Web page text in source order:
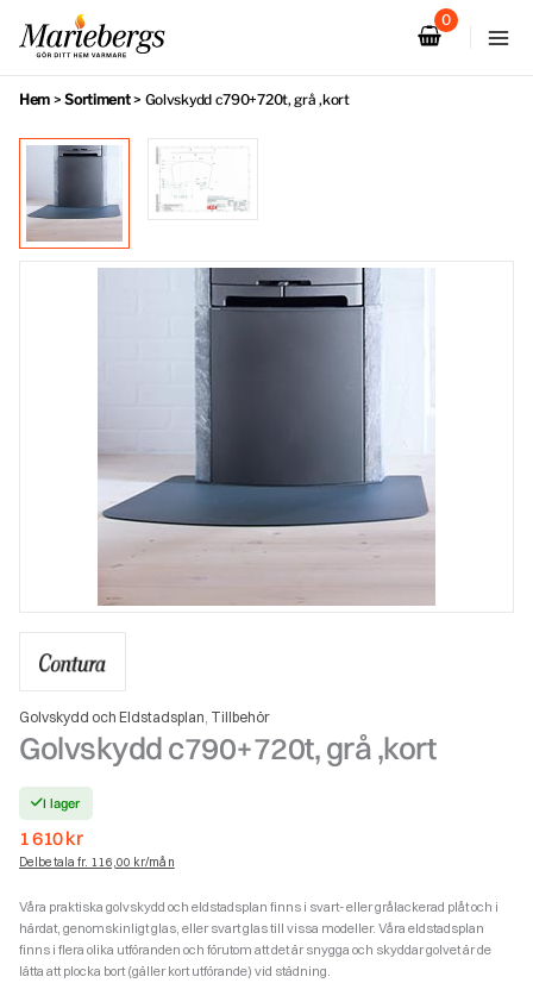
innehåll
Hem >Sortiment> Golvskydd c790+720t, grå ,kort
Golvskydd och Eldstadsplan, Tillbehör
Golvskydd c790+720t, grå ,kort
I lager
1 610kr
Delbetala fr. 116,00 kr/mån
Våra praktiska golvskydd och eldstadsplan finns i svart- eller grålackerad plåt och i
härdat, genomskinligt glas, eller svart glas till vissa modeller. Våra eldstadsplan
finns i flera olika utföranden och förutom att det är snygga och skyddar golvet är de
lätta att plocka bort (gäller kort utförande) vid städning.